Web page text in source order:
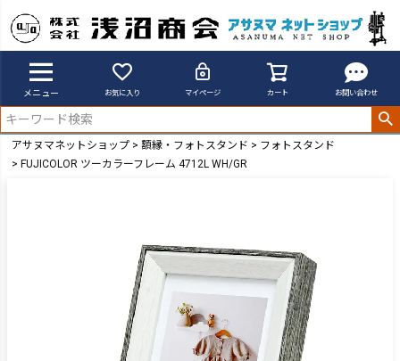
メニュー お気に入り マイページ カート お問い合わせ
アサヌマネットショップ 額縁・フォトスタンド
フォトスタンド
FUJICOLOR ツーカラーフレーム 4712L WH/GR